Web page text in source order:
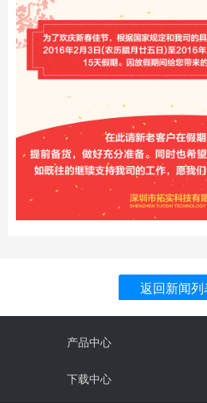
返回新闻列
产品中心
下载中心